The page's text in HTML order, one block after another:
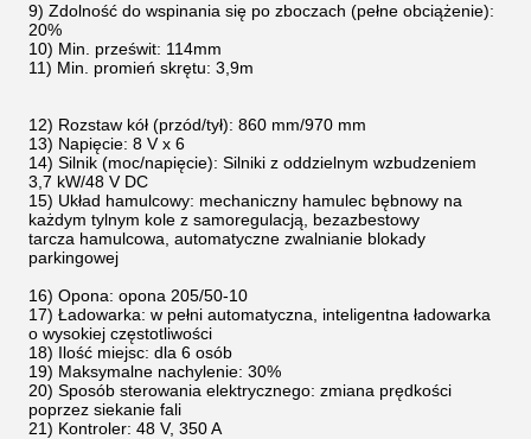
9) Zdolność do wspinania się po zboczach (pełne obciążenie):
20%
10) Min. prześwit: 114mm
11) Min. promień skrętu: 3,9m
12) Rozstaw kół (przód/tył): 860 mm/970 mm
13) Napięcie: 8 V x 6
14) Silnik (moc/napięcie): Silniki z oddzielnym wzbudzeniem
3,7 kW/48 V DC
15) Układ hamulcowy: mechaniczny hamulec bębnowy na
każdym tylnym kole z samoregulacją, bezazbestowy
tarcza hamulcowa, automatyczne zwalnianie blokady
parkingowej
16) Opona: opona 205/50-10
17) Ładowarka: w pełni automatyczna, inteligentna ładowarka
o wysokiej częstotliwości
18) Ilość miejsc: dla 6 osób
19) Maksymalne nachylenie: 30%
20) Sposób sterowania elektrycznego: zmiana prędkości
poprzez siekanie fali
21) Kontroler: 48 V, 350 A